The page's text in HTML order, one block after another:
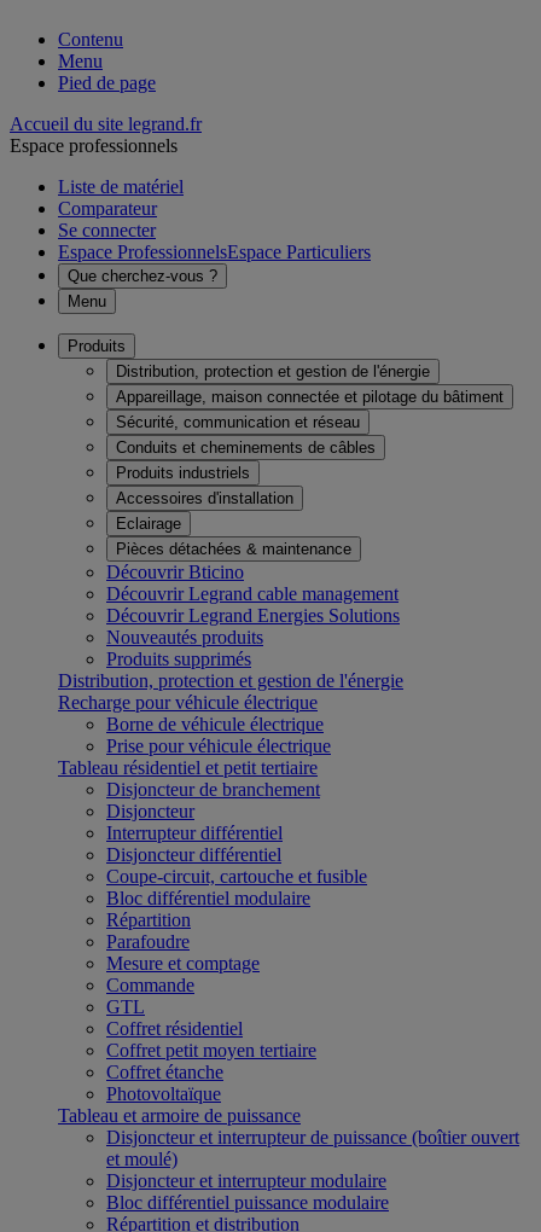
Contenu
Menu
Pied de page
Accueil du site legrand.fr
Espace professionnels
Liste de matériel
Comparateur
Se connecter
Espace ProfessionnelsEspace Particuliers
Que cherchez-vous ?
Menu
Produits
Distribution, protection et gestion de l'énergie
Appareillage, maison connectée et pilotage du bâtiment
Sécurité, communication et réseau
Conduits et cheminements de câbles
Produits industriels
Accessoires d'installation
Eclairage
Pièces détachées & maintenance
Découvrir Bticino
Découvrir Legrand cable management
Découvrir Legrand Energies Solutions
Nouveautés produits
Produits supprimés
Distribution, protection et gestion de l'énergie
Recharge pour véhicule électrique
Borne de véhicule électrique
Prise pour véhicule électrique
Tableau résidentiel et petit tertiaire
Disjoncteur de branchement
Disjoncteur
Interrupteur différentiel
Disjoncteur différentiel
Coupe-circuit, cartouche et fusible
Bloc différentiel modulaire
Répartition
Parafoudre
Mesure et comptage
Commande
GTL
Coffret résidentiel
Coffret petit moyen tertiaire
Coffret étanche
Photovoltaïque
Tableau et armoire de puissance
Disjoncteur et interrupteur de puissance (boîtier ouvert
et moulé)
Disjoncteur et interrupteur modulaire
Bloc différentiel puissance modulaire
Répartition et distribution